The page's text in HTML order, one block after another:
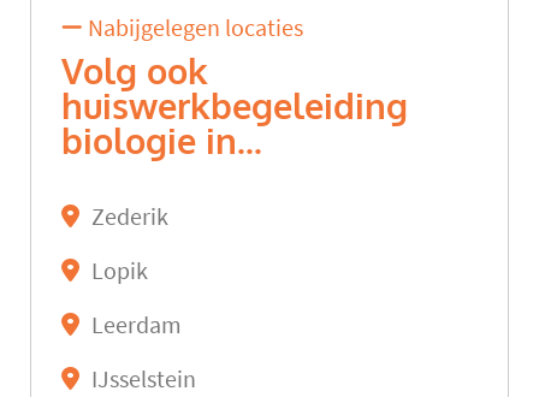
Nabijgelegen locaties
Volg ook
huiswerkbegeleiding
biologie in...
Zederik
Lopik
Leerdam
IJsselstein